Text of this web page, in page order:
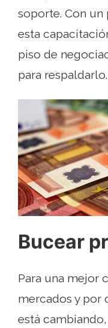
soporte. Con un
esta
piso de
para respaldarlo.
Bucear
Para una mejor
mercados y por
está cambiando,